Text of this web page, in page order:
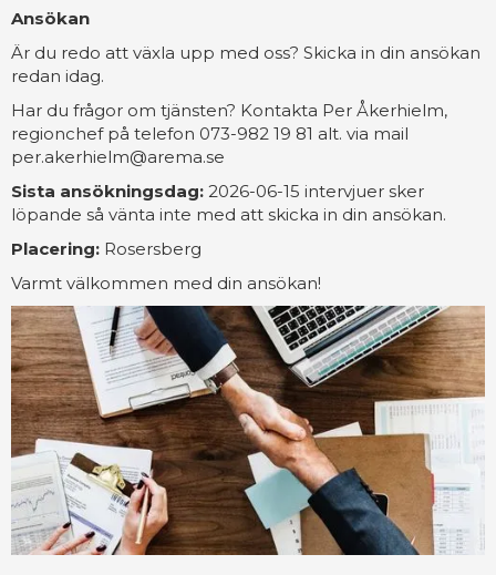
Ansökan
Är du redo att växla upp med oss? Skicka in din ansökan
redan idag.
Har du frågor om tjänsten? Kontakta Per Åkerhielm,
regionchef på telefon 073-982 19 81 alt. via mail
per.akerhielm@arema.se
Sista ansökningsdag: 2026-06-15 intervjuer sker
löpande så vänta inte med att skicka in din ansökan.
Placering: Rosersberg
Varmt välkommen med din ansökan!